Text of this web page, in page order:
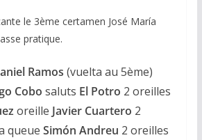
le 3ème certamen José María
pratique.
Ramos (vuelta au 5ème)
Cobo saluts El Potro 2 oreilles
oreille Javier Cuartero 2
queue Simón Andreu 2 oreilles